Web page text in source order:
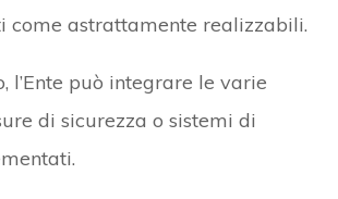
come astrattamente realizzabili.
l’Ente può integrare le varie
di sicurezza o sistemi di